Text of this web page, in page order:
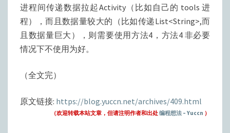
进程间传递数据拉起Activity（比如自己的 tools 进
程），而且数据量较大的（比如传递List<String>,而
且数据量巨大），则需要使用方法4，方法4 非必要
情况下不使用为好。
（全文完）
原文链接: https://blog.yuccn.net/archives/409.html
（欢迎转载本站文章，但请注明作者和出处编程想法 – Yuccn ）